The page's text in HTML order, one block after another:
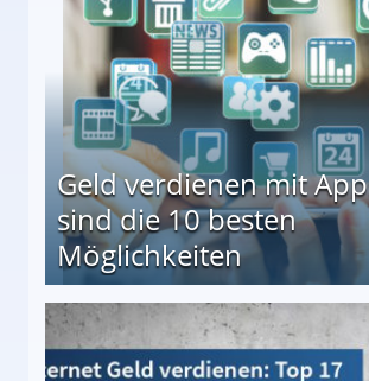
Geld verdienen mit
sind die 10 besten
Möglichkeiten
besten Möglichkeiten